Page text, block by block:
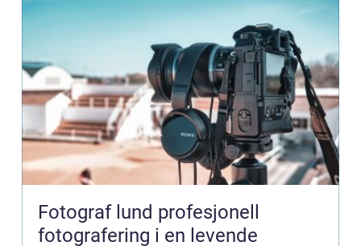
Fotograf lund profesjonell
fotografering i en levende